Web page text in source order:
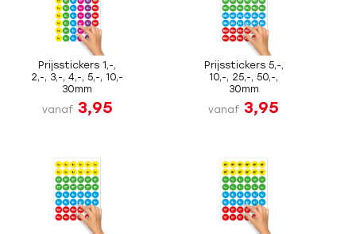
Prijsstickers 1,-,
2,-, 3,-, 4,-, 5,-, 10,-
30mm
vanaf 3,95
Prijsstickers 5,-,
10,-, 25,-, 50,-,
30mm
vanaf 3,95